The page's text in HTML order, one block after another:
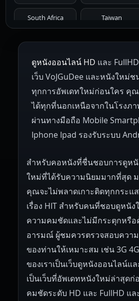
1959
1945 1942 1941
1937 1930
South Africa Taiwan
Netherlands Russia
Hungary Denmark
Czech Republic Brazil
ดูหนังออนไลน์ HD และ
เว็บ VoJGuDee และหนังใหม่
ทุกการอัพเดทใหม่ก่อนใคร คุ
ได้ทุกที่นอกเหนือจากในโรงภ
ผ่านทางมือถือ Mobile
Iphone Ipad รองรับระบบ
สำหรับคอหนังที่ชื่นชอบการดูหนั
ใหม่ที่ได้รับความนิยมมากที่สุด
คุณจะไม่พลาดเกาะติดทุกกระแ
เรื่อง HIT สำหรับคนที่ชอบดูหนัง
ความคมชัดและไม่มีกระตุกหรือ
อารมณ์ ผู้ชมควรตรวจสอบความ
ของท่านให้เหมาะสม เช่น 3G
ของเราเป็นเว็บดูหนังออนไลน์แ
เป็นเว็บที่อัพเดทหนังใหม่ล่าสุดก่
คมชัดระดับ HD และ FullHD แล